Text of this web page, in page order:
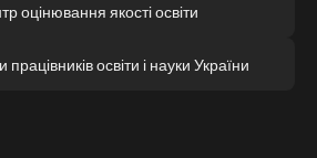
оцінювання якості освіти
освіти і науки України